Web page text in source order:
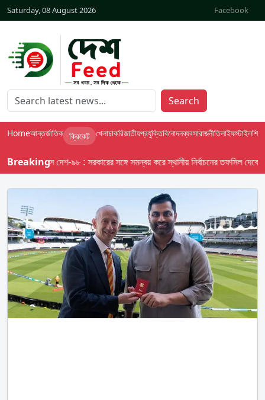
Saturday, 08 August 2026 Facebook
Search
Homeআন্তর্জাতিক ক্রিকেট খেলাচাকরিজাতীয়প্রযুক্তিবিনোদনব্যবসারাজনীতিলাইফস্টাইলশিক্ষা
Breaking
বাসস দেশ-৯৮ : সরকারের সঙ্গে সমন্বয় করে স্থানীয় নির্বাচনের তফসিল দেবে